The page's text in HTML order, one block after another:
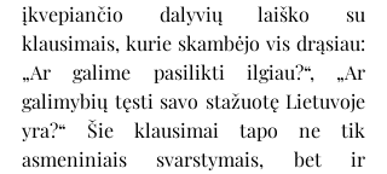
įkvepiančio dalyvių laiško su
klausimais, kurie skambėjo vis drąsiau:
„Ar galime pasilikti ilgiau?“, „Ar
galimybių tęsti savo stažuotę Lietuvoje
yra?“ Šie klausimai tapo ne tik
asmeniniais svarstymais, bet ir